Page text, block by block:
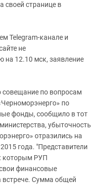
своей странице в
Telegram-канале и
не
на 12.10 мск, заявление
по вопросам
по
фонды, сообщило в тот
убыточность
отразились на
года. "Представители
которым РУП
финансовые
встрече. Сумма общей